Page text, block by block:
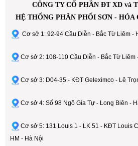
CÔNG TY CỔ PHẦN ĐT XD và
HỆ THỐNG PHÂN PHỐI SƠN -
Cơ sở 1: 92-94 Cầu Diễn - Bắc Từ Liêm -
Cơ sở 2: 108-110 Cầu Diễn - Bắc Từ Liêm
Cơ sở 3: D04-35 - KĐT Geleximco - Lê
Cơ sở 4: Số 98 Ngô Gia Tự - Long Biên -
Cơ sở 5: 131 Louis 1 - LK 51 - KĐT Louis
HM - Hà Nội